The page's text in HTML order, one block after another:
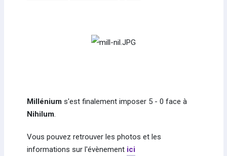
Milléniums'est finalement imposer 5 - 0 face à
Nihilum.
Vous pouvez retrouver les photos et les
informations sur l'évènement ici